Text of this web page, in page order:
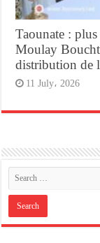
Taounate :
Moulay
distribution de
11 July، 2026